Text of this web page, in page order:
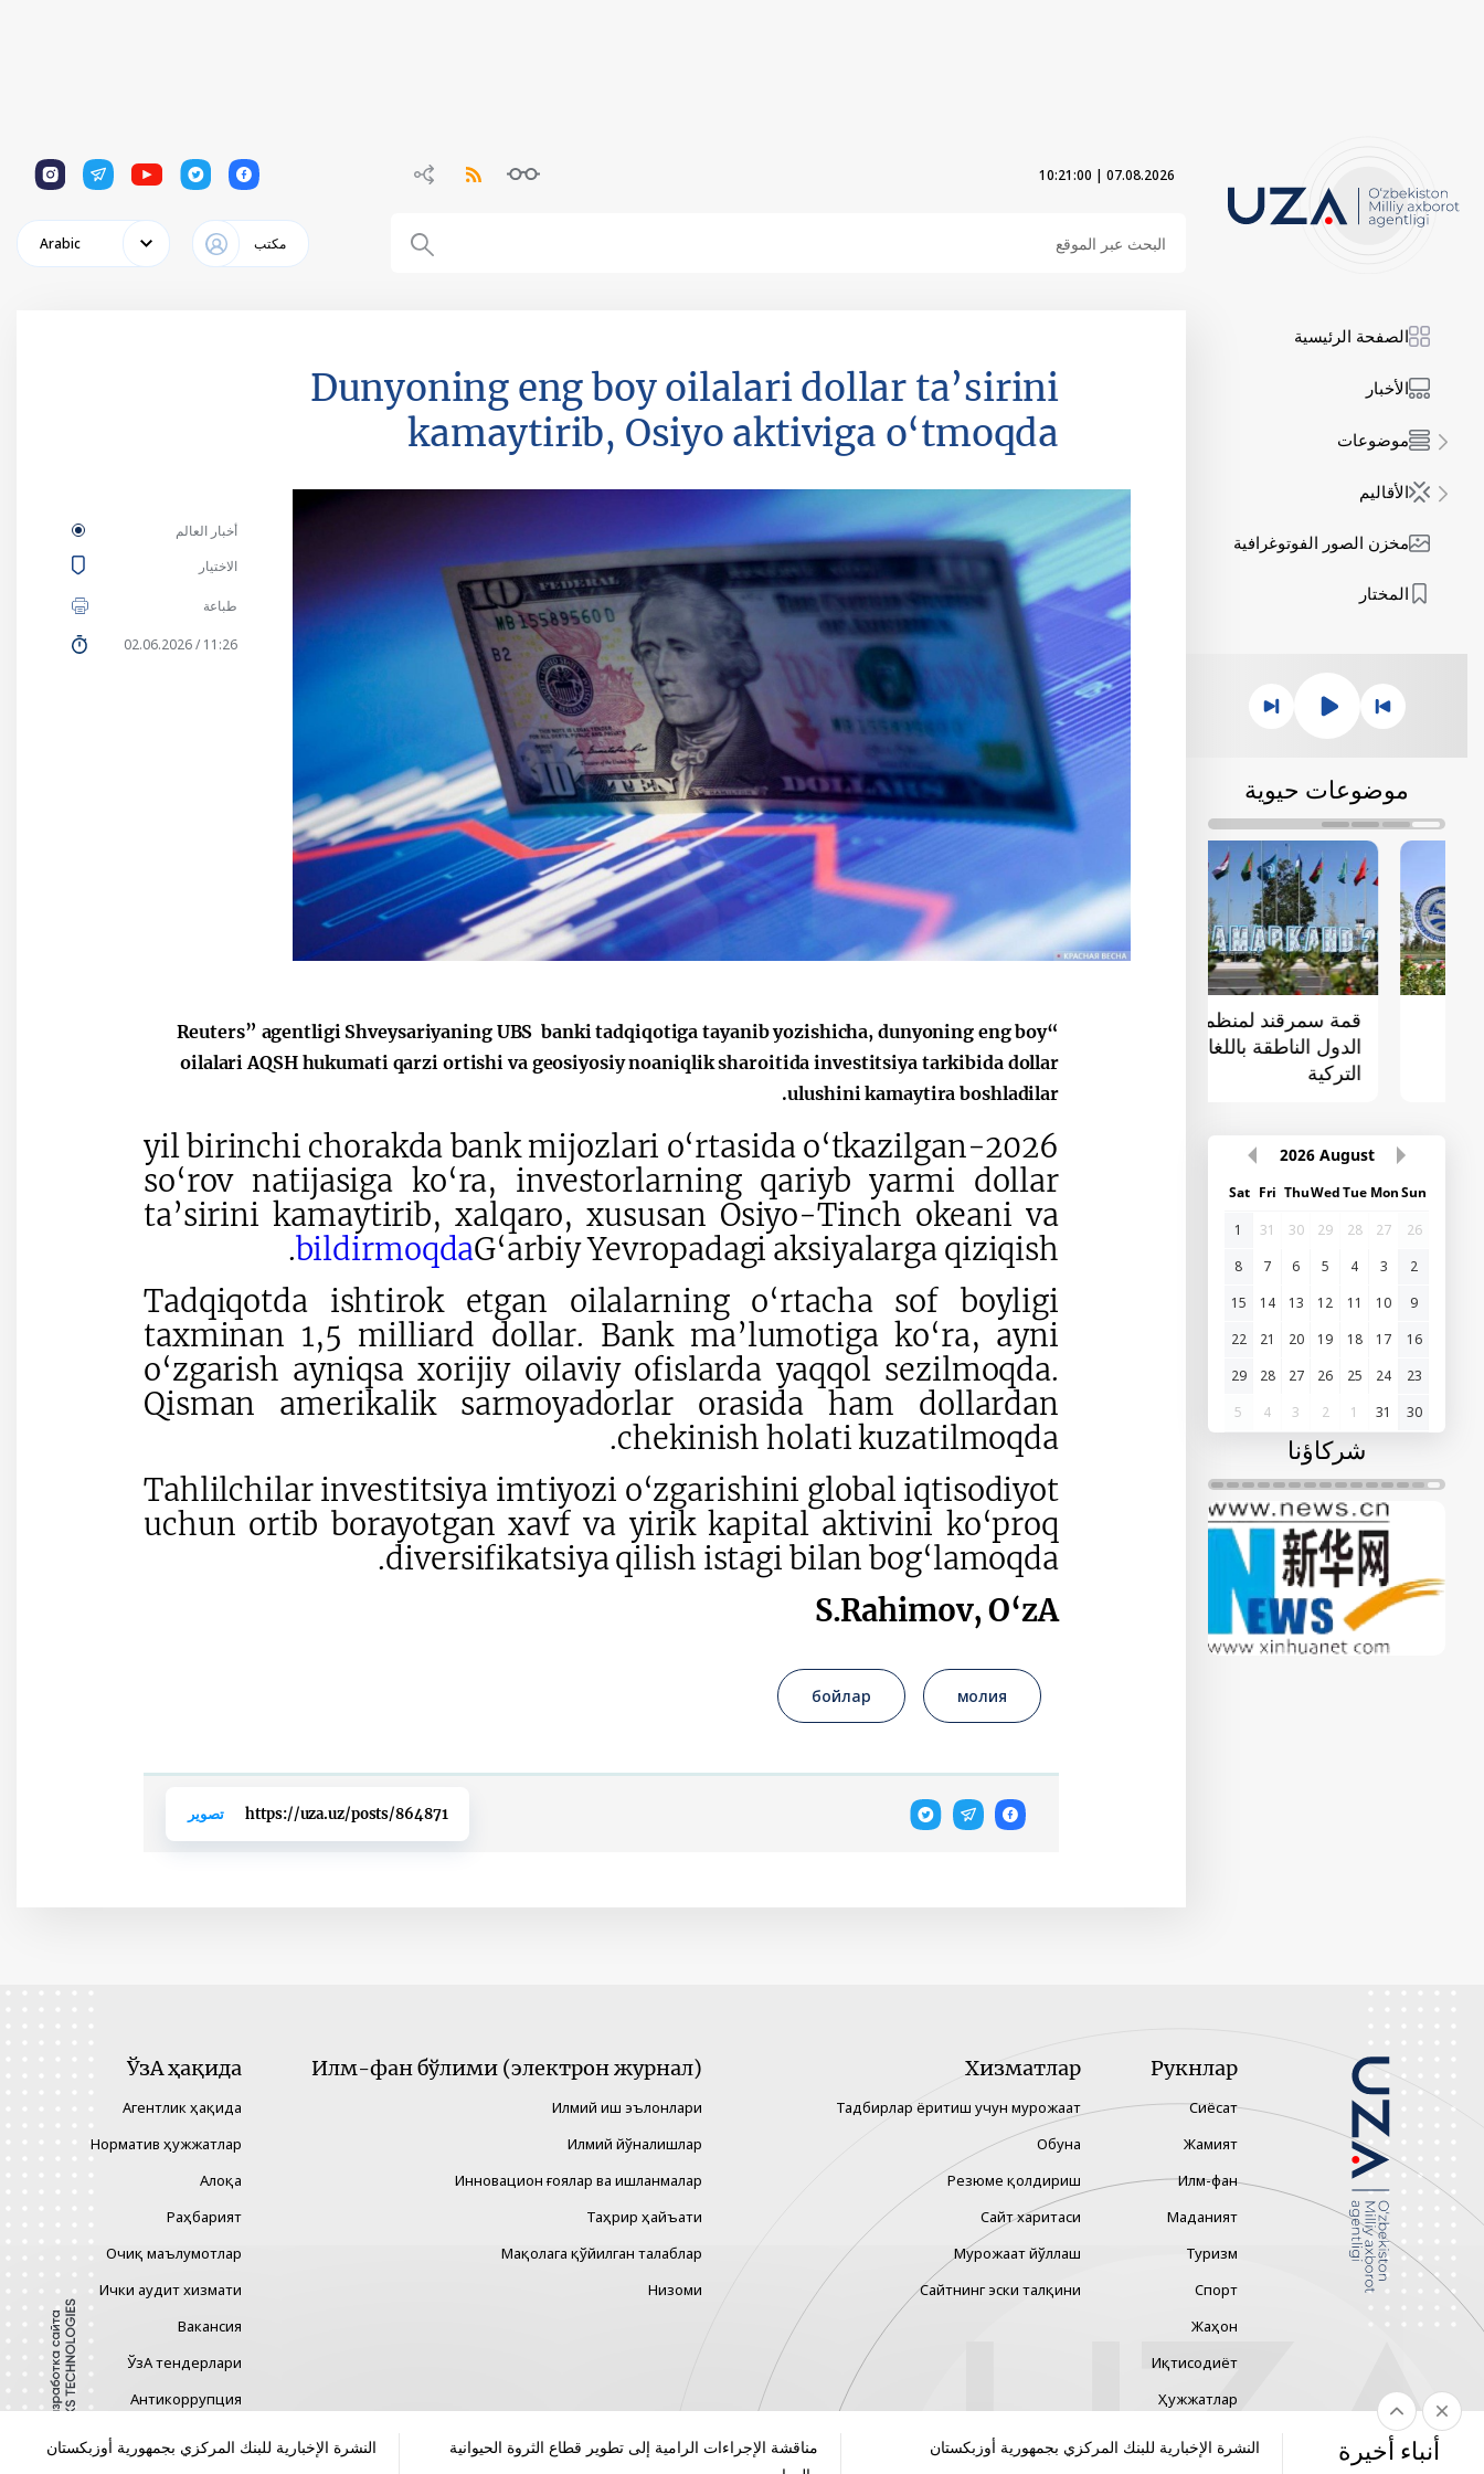
07.08.2026
|
10:21:01
1
1
1
1
1
مكتب Arabic
الصفحة الرئيسية
الأخبار
موضوعات
الأقاليم
مخزن الصور الفوتوغرافية
المختار
موضوعات حيوية
قمة سمرقند لمنظمة
الدول الناطقة باللغات
القمة الأولى "آسيا
الوسطى - الصين"
الإصلاحات الدستورية
August
2026
Sun
Mon
Tue
Wed
Thu
Fri
Sat
26
27
28
29
30
31
1
2
3
4
5
6
7
8
9
10
11
12
13
14
15
16
17
18
19
20
21
22
23
24
25
26
27
28
29
30
31
1
2
3
4
5
شركاؤنا
Dunyoning eng boy oilalari dollar ta’sirini
kamaytirib, Osiyo aktiviga o‘tmoqda
أخبار العالم
الاختيار
طباعة
11:26 / 02.06.2026
“Reuters” agentligi Shveysariyaning UBS banki tadqiqotiga tayanib yozishicha, dunyoning eng boy
oilalari AQSH hukumati qarzi ortishi va geosiyosiy noaniqlik sharoitida investitsiya tarkibida dollar
ulushini kamaytira boshladilar.
2026-yil birinchi chorakda bank mijozlari o‘rtasida o‘tkazilgan
so‘rov natijasiga ko‘ra, investorlarning qariyb yarmi dollar
ta’sirini kamaytirib, xalqaro, xususan Osiyo-Tinch okeani va
G‘arbiy Yevropadagi aksiyalarga qiziqish
bildirmoqda
.
Tadqiqotda ishtirok etgan oilalarning o‘rtacha sof boyligi
taxminan 1,5 milliard dollar. Bank ma’lumotiga ko‘ra, ayni
o‘zgarish ayniqsa xorijiy oilaviy ofislarda yaqqol sezilmoqda.
Qisman amerikalik sarmoyadorlar orasida ham dollardan
chekinish holati kuzatilmoqda.
Tahlilchilar investitsiya imtiyozi o‘zgarishini global iqtisodiyot
uchun ortib borayotgan xavf va yirik kapital aktivini ko‘proq
diversifikatsiya qilish istagi bilan bog‘lamoqda.
S.Rahimov, O‘zA
молия
бойлар
https://uza.uz/posts/864871 تصوير
أنباء أخيرة النشرة الإخبارية للبنك المركزي بجمهورية أوزبكستان
مناقشة الإجراءات الرامية إلى تطوير قطاع الثروة الحيوانية
النشرة الإخبارية للبنك المركزي بجمهورية أوزبكستان
Рукнлар
Сиёсат
Жамият
Илм-фан
Маданият
Туризм
Спорт
Жаҳон
Иқтисодиёт
Ҳужжатлар
Хизматлар
Тадбирлар ёритиш учун мурожаат
Обуна
Резюме қолдириш
Сайт харитаси
Мурожаат йўллаш
Сайтнинг эски талқини
Илм-фан бўлими (электрон журнал)
Илмий иш эълонлари
Илмий йўналишлар
Инновацион ғоялар ва ишланмалар
Таҳрир ҳайъати
Мақолага қўйилган талаблар
Низоми
ЎзА ҳақида
Агентлик ҳақида
Норматив ҳужжатлар
Алоқа
Раҳбарият
Очиқ маълумотлар
Ички аудит хизмати
Вакансия
ЎзА тендерлари
Антикоррупция